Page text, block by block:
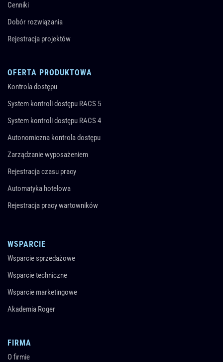
Cenniki
Dobór rozwiązania
Rejestracja projektów
OFERTA PRODUKTOWA
Kontrola dostępu
System kontroli dostępu RACS 5
System kontroli dostępu RACS 4
Autonomiczna kontrola dostępu
Zarządzanie wyposażeniem
Rejestracja czasu pracy
Automatyka hotelowa
Rejestracja pracy wartowników
WSPARCIE
Wsparcie sprzedażowe
Wsparcie techniczne
Wsparcie marketingowe
Akademia Roger
FIRMA
O firmie